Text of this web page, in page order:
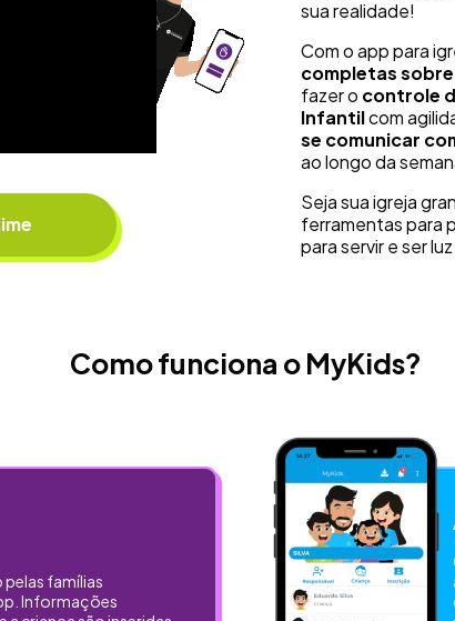
sua realidade!
Com o app para
completas
fazer o controle
Infantilcom
se comunicar
ao longo da
Seja sua igreja
ferramentas para
para servir e ser
Como funciona o MyKids?
famílias
Informações